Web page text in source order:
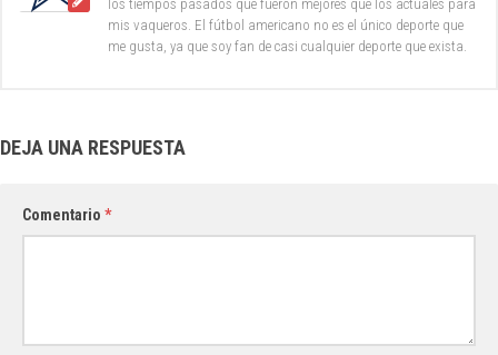
los tiempos pasados que fueron mejores que los actuales para
mis vaqueros. El fútbol americano no es el único deporte que
me gusta, ya que soy fan de casi cualquier deporte que exista.
DEJA UNA RESPUESTA
Comentario *